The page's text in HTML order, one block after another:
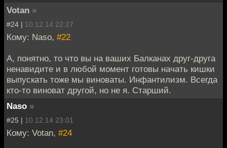
Votan »
#24 | 10.12.14 22:27
Кому: Naso, #22
А, понятно, то что вы на ваших Балканах друг-друга
ненавидите и в любой момент готовы начать кишки
выпускать тоже мы виноваты. Инфантилизм. Всегда
кто-то виноват другой, но не я. Старший.
Naso »
#25 | 10.12.14 23:01
Кому: Votan, #24